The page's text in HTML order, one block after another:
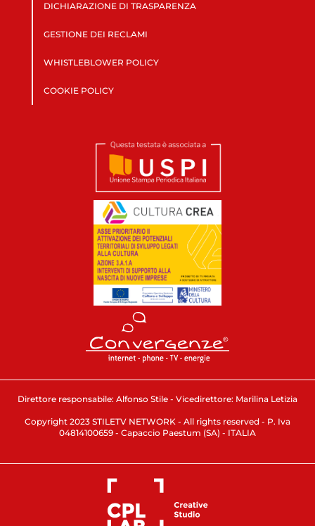
DICHIARAZIONE DI TRASPARENZA
GESTIONE DEI RECLAMI
WHISTLEBLOWER POLICY
COOKIE POLICY
Direttore responsabile: Alfonso Stile - Vicedirettore: Marilina Letizia
Copyright 2023 STILETV NETWORK - All rights reserved - P. Iva
04814100659 - Capaccio Paestum (SA) - ITALIA